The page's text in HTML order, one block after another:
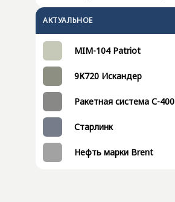
АКТУАЛЬНОЕ
MIM-104 Patriot
9К720 Искандер
Ракетная система С-400
Старлинк
Нефть марки Brent